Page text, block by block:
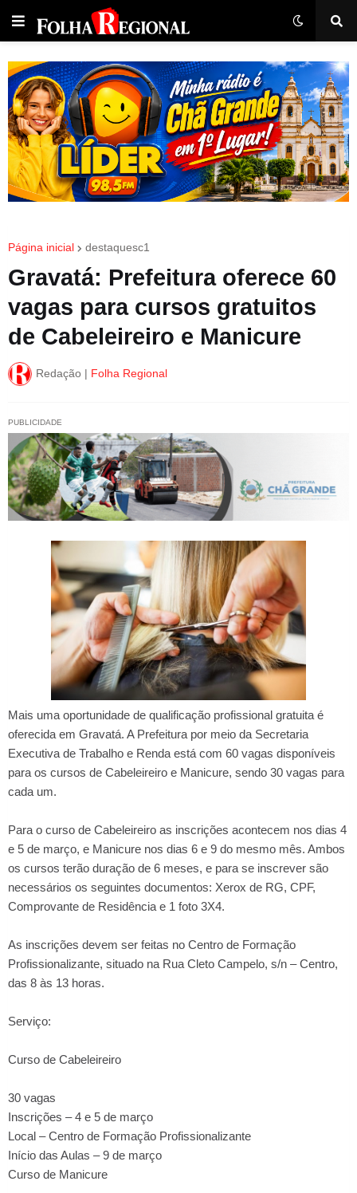
Página inicial destaquesc1
Gravatá: Prefeitura oferece 60
vagas para cursos gratuitos
de Cabeleireiro e Manicure
Redação | Folha Regional
PUBLICIDADE
Mais uma oportunidade de qualificação profissional gratuita é
oferecida em Gravatá. A Prefeitura por meio da Secretaria
Executiva de Trabalho e Renda está com 60 vagas disponíveis
para os cursos de Cabeleireiro e Manicure, sendo 30 vagas para
cada um.
Para o curso de Cabeleireiro as inscrições acontecem nos dias 4
e 5 de março, e Manicure nos dias 6 e 9 do mesmo mês. Ambos
os cursos terão duração de 6 meses, e para se inscrever são
necessários os seguintes documentos: Xerox de RG, CPF,
Comprovante de Residência e 1 foto 3X4.
As inscrições devem ser feitas no Centro de Formação
Profissionalizante, situado na Rua Cleto Campelo, s/n – Centro,
das 8 às 13 horas.
Serviço:
Curso de Cabeleireiro
30 vagas
Inscrições – 4 e 5 de março
Local – Centro de Formação Profissionalizante
Início das Aulas – 9 de março
Curso de Manicure